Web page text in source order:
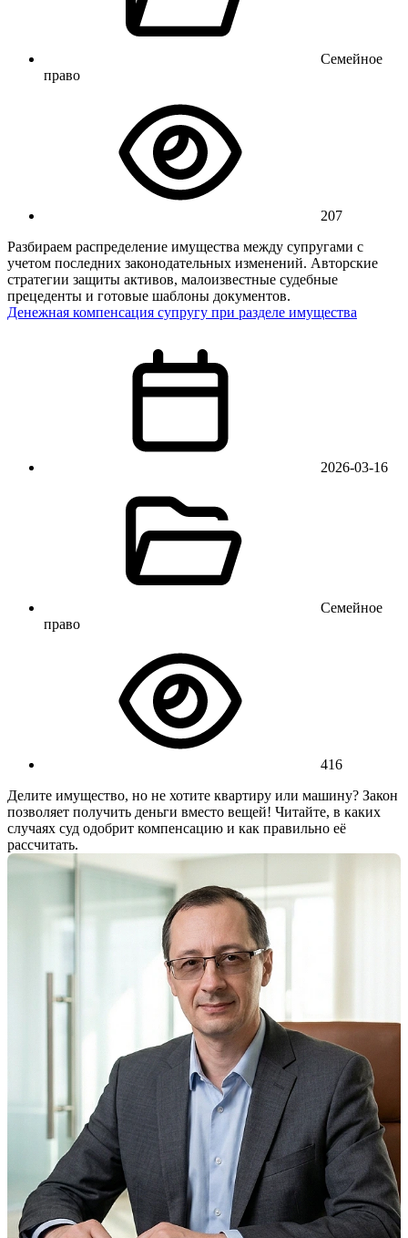
Семейное
право
207
Разбираем распределение имущества между супругами с
учетом последних законодательных изменений. Авторские
стратегии защиты активов, малоизвестные судебные
прецеденты и готовые шаблоны документов.
Денежная компенсация супругу при разделе имущества
2026-03-16
Семейное
право
416
Делите имущество, но не хотите квартиру или машину? Закон
позволяет получить деньги вместо вещей! Читайте, в каких
случаях суд одобрит компенсацию и как правильно её
рассчитать.